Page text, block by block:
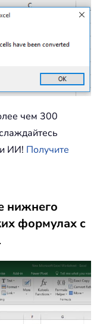
чем 300
ИИ! Получите
нижнего
формулах с